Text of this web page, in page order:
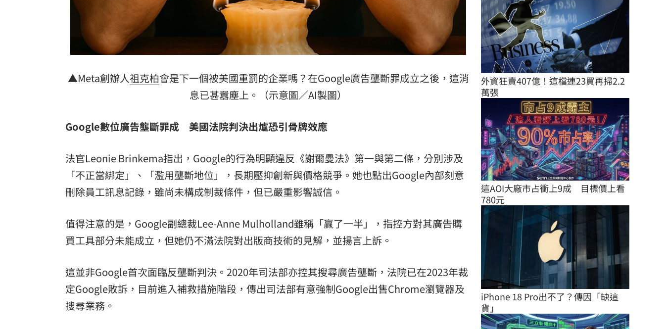
▲Meta創辦人祖克柏會是下一個被美國重罰的企業嗎？在Google廣告壟斷罪成立之後，這消
息已甚囂塵上。（示意圖／AI製圖）
Google數位廣告壟斷罪成 美國法院判決出爐恐引骨牌效應
法官Leonie Brinkema指出，Google的行為明顯違反《謝爾曼法》第一與第二條，分別涉及
「不正當綁定」、「濫用壟斷地位」，長期壓抑創新與價格競爭。她也點出Google內部刻意
刪除員工訊息記錄，雖尚未構成制裁條件，但已嚴重影響誠信。
值得注意的是，Google副總裁Lee-Anne Mulholland雖稱「贏了一半」，指控方對其廣告購
買工具部分未能成立，但她仍不滿法院對出版商技術的見解，並揚言上訴。
這並非Google首次面臨反壟斷判決。2020年司法部亦控其搜尋廣告壟斷，法院已在2023年裁
定Google敗訴，目前進入補救措施階段，傳出司法部有意強制Google出售Chrome瀏覽器及
搜尋業務。
外資狂賣407億！這檔連23買再掃2.2
萬張
這AOI大廠市占衝上9成　目標價上看
780元
iPhone 18 Pro出不了？傳因「缺這
貨」